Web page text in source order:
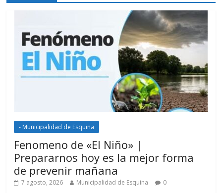
- Municipalidad de Esquina
Fenomeno de «El Niño» |
Prepararnos hoy es la mejor forma
de prevenir mañana
7 agosto, 2026 Municipalidad de Esquina 0